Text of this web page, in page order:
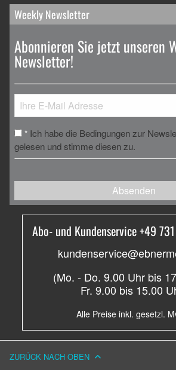
Weekly Newsletter
Abonnieren Sie jetzt unseren
Newsletter!
* Ich habe die Bedingungen zur
gelesen und stimme diesen zu.
Absenden
Abo- und Kundenservice +49
(Mo. - Do. 9.00 Uhr bis
Fr. 9.00 bis 15.00
Alle Preise inkl. gesetzl.
ZURÜCK NACH OBEN